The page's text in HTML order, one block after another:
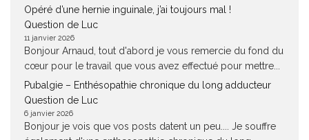
Opéré d’une hernie inguinale, j’ai toujours mal !
Question de Luc
11 janvier 2026
Bonjour Arnaud, tout d'abord je vous remercie du fond du
cœur pour le travail que vous avez effectué pour mettre...
Pubalgie – Enthésopathie chronique du long adducteur
Question de Luc
6 janvier 2026
Bonjour je vois que vos posts datent un peu.... Je souffre